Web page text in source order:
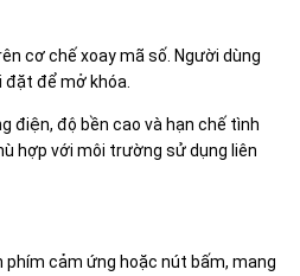
cơ chế xoay mã số. Người dùng
để mở khóa.
điện, độ bền cao và hạn chế tình
hợp với môi trường sử dụng liên
phím cảm ứng hoặc nút bấm, mang